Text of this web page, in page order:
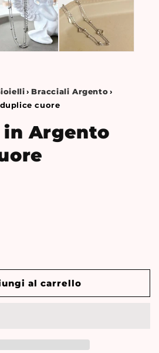
› Bracciali Argento ›
cuore
in Argento
al carrello